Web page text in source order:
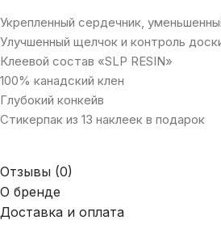
Укрепленный сердечник,
Улучшенный щелчок и контроль
Клеевой состав «SLP RESIN»
100% канадский клен
Глубокий конкейв
Стикерпак из 13 наклеек в подарок
Отзывы (0)
О бренде
Доставка и оплата